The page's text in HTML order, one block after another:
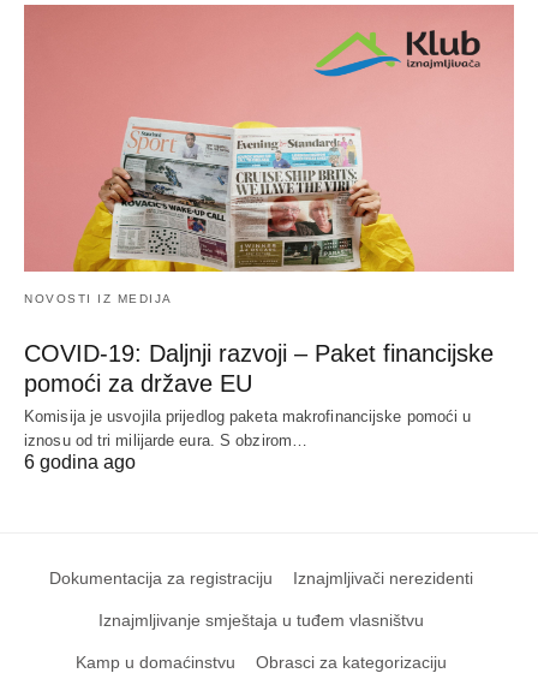
NOVOSTI IZ MEDIJA
COVID-19: Daljnji razvoji – Paket financijske
pomoći za države EU
Komisija je usvojila prijedlog paketa makrofinancijske pomoći u
iznosu od tri milijarde eura. S obzirom…
6 godina ago
Dokumentacija za registraciju Iznajmljivači nerezidenti
Iznajmljivanje smještaja u tuđem vlasništvu
Kamp u domaćinstvu Obrasci za kategorizaciju